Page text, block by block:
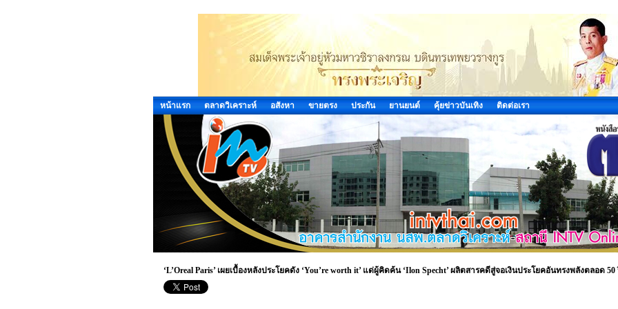
หน้าแรก ตลาดวิเคราะห์ อสังหา ขายตรง ประกัน ยานยนต์ คุ้ยข่าวบันเทิง ติดต่อเรา
‘L’Oreal Paris’ เผยเบื้องหลังประโยคดัง ‘You’re worth it’ แด่ผู้คิดค้น ‘Ilon Specht’ ผลิตสารคดีสู่จอเงินประโยคอันทรงพลังตลอด 50